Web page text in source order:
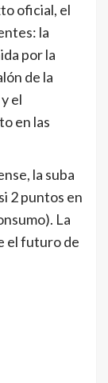
oficial, el
la
por la
de la
el
en las
la suba
2 puntos en
La
el futuro de